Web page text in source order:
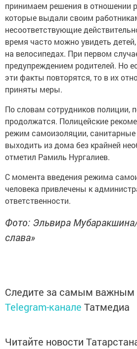
принимаем решения в отношении
которые выдали своим
несоответствующие
время часто можно увидеть
на велосипедах. При первом
предупреждением родителей. Но
эти факты повторятся, то в их
приняты меры.
По словам сотрудников полиции,
продолжатся. Полицейские
режим самоизоляции, санитарные
выходить из дома без крайней
отметил Рамиль Нургалиев.
С момента введения режима
человека привлечены к
ответственности.
Фото: Эльвира
слава»
Следите за самым важным
Telegram-канале Татмедиа
Читайте новости